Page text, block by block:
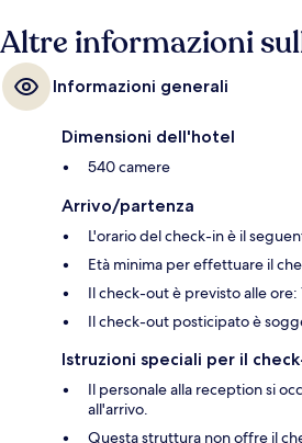
Altre informazioni
Informazioni generali
Dimensioni dell'hotel
540 camere
Arrivo/partenza
L'orario del check-in è il
Età minima per effettuare il
Il check-out è previsto alle ore:
Il check-out posticipato è
Istruzioni speciali per il
Il personale alla reception si
all'arrivo.
Questa struttura non offre il